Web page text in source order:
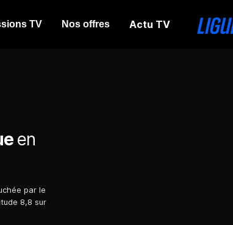
TV Nos offres Actu TV
en
par le
8,8 sur